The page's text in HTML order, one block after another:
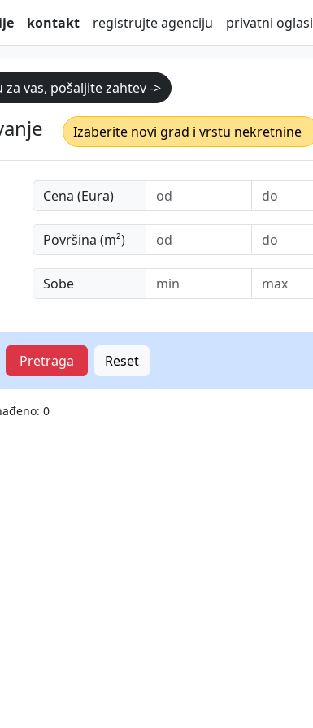
kontakt registrujte agenciju privatni oglasi
vas, pošaljite zahtev ->
Izaberite novi grad i vrstu nekretnine
Cena (Eura)
Površina (m²)
Sobe
Pretraga Reset
0